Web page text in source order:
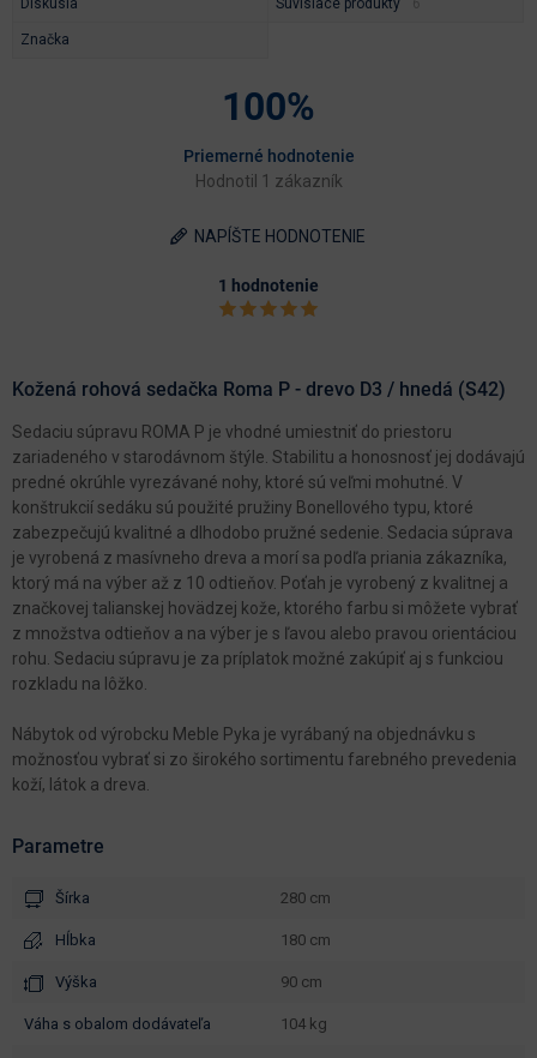
Diskusia Súvisiace produkty
Značka
100%
Priemerné hodnotenie
Hodnotil 1 zákazník
NAPÍŠTE HODNOTENIE
1 hodnotenie
Kožená rohová sedačka Roma P - drevo D3 / hnedá (S42)
Sedaciu súpravu ROMA P je vhodné umiestniť do priestoru
zariadeného v starodávnom štýle. Stabilitu a honosnosť jej dodávajú
predné okrúhle vyrezávané nohy, ktoré sú veľmi mohutné. V
konštrukcií sedáku sú použité pružiny Bonellového typu, ktoré
zabezpečujú kvalitné a dlhodobo pružné sedenie. Sedacia súprava
je vyrobená z masívneho dreva a morí sa podľa priania zákazníka,
ktorý má na výber až z 10 odtieňov. Poťah je vyrobený z kvalitnej a
značkovej talianskej hovädzej kože, ktorého farbu si môžete vybrať
z množstva odtieňov a na výber je s ľavou alebo pravou orientáciou
rohu. Sedaciu súpravu je za príplatok možné zakúpiť aj s funkciou
rozkladu na lôžko.
Nábytok od výrobcku Meble Pyka je vyrábaný na objednávku s
možnosťou vybrať si zo širokého sortimentu farebného prevedenia
koží, látok a dreva.
Parametre
Šírka 280 cm
Hĺbka 180 cm
Výška 90 cm
váha s obalom dodávateľa 104 kg